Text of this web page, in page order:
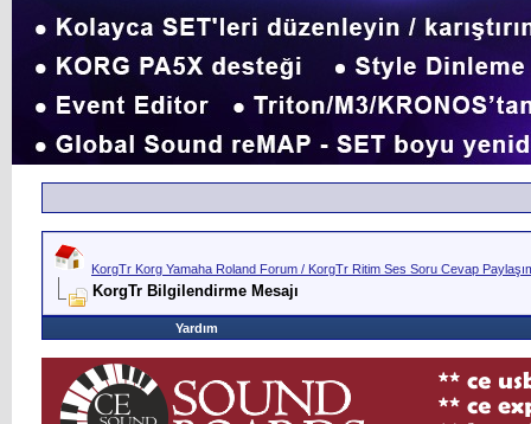
KorgTr Korg Yamaha Roland Forum / KorgTr Ritim Ses Soru Cevap
KorgTr Bilgilendirme Mesajı
Yardım